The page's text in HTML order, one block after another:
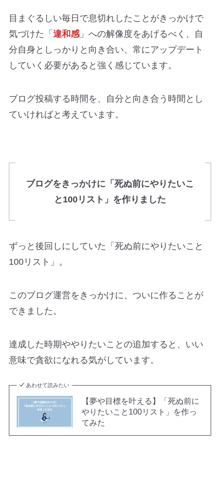
目まぐるしい毎日で息切れしたことがきっかけで
気づけた「 違和感」への解像度をあげるべく、自
分自身としっかりと向き合い、常にアップデート
していく必要があると強く感じています。
ブログ投稿する時間を、自分と向き合う時間とし
ていければと考えています。
ブログをきっかけに「死ぬ前にやりたいこ
と100リスト」を作りました
ずっと後回しにしていた 「死ぬ前にやりたいこと
100リスト」。
このブログ運営をきっかけに、ついに作ることが
できました。
達成した時期ややりたいことの追加すると、いい
意味で貪欲になれる気がしています。
あわせて読みたい
【夢や目標を叶える】「死ぬ前に
やりたいこと100リスト」を作っ
てみた